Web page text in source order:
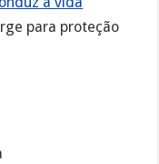
para proteção